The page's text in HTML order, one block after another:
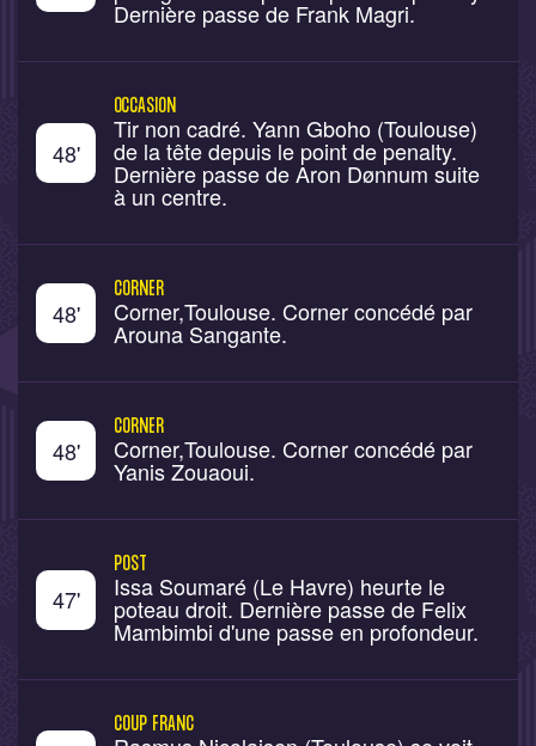
Dernière passe de Frank Magri.
48'
OCCASION
Tir non cadré. Yann Gboho (Toulouse)
de la tête depuis le point de penalty.
Dernière passe de Aron Dønnum suite
à un centre.
48'
CORNER
Corner,Toulouse. Corner concédé par
Arouna Sangante.
48'
CORNER
Corner,Toulouse. Corner concédé par
Yanis Zouaoui.
47'
POST
Issa Soumaré (Le Havre) heurte le
poteau droit. Dernière passe de Felix
Mambimbi d'une passe en profondeur.
COUP FRANC